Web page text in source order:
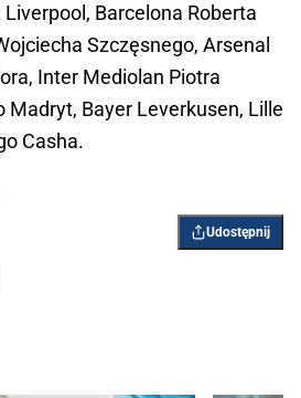
Barcelona Roberta
Szczęsnego, Arsenal
Inter Mediolan Piotra
Madryt, Bayer Leverkusen, Lille
Casha.
Udostępnij